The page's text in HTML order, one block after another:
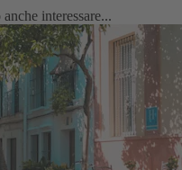
interessare...